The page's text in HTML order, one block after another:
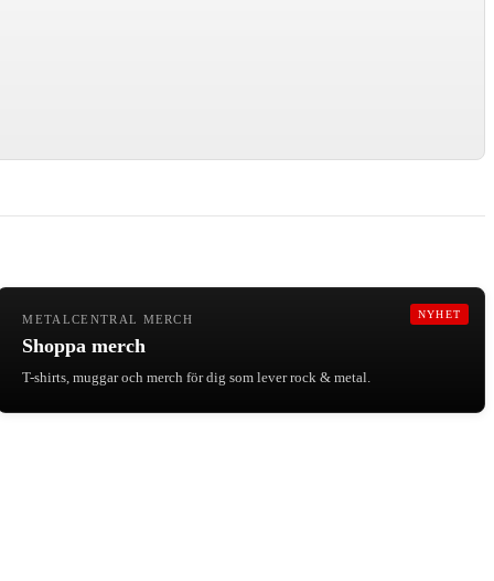
NYHET
METALCENTRAL MERCH
Shoppa merch
T-shirts, muggar och merch för dig som lever rock & metal.